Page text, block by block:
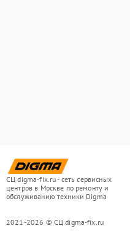
СЦ digma-fix.ru - сеть сервисных
центров в Москве по ремонту и
обслуживанию техники Digma
2021-2026 © СЦ digma-fix.ru